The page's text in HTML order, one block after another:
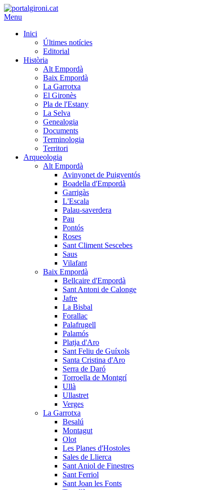
Menu
Inici
Últimes notícies
Editorial
Història
Alt Empordà
Baix Empordà
La Garrotxa
El Gironès
Pla de l'Estany
La Selva
Genealogia
Documents
Terminologia
Territori
Arqueologia
Alt Empordà
Avinyonet de Puigventós
Boadella d'Empordà
Garrigàs
L'Escala
Palau-saverdera
Pau
Pontós
Roses
Sant Climent Sescebes
Saus
Vilafant
Baix Empordà
Bellcaire d'Empordà
Sant Antoni de Calonge
Jafre
La Bisbal
Forallac
Palafrugell
Palamós
Platja d'Aro
Sant Feliu de Guíxols
Santa Cristina d'Aro
Serra de Daró
Torroella de Montgrí
Ullà
Ullastret
Verges
La Garrotxa
Besalú
Montagut
Olot
Les Planes d'Hostoles
Sales de Llierca
Sant Aniol de Finestres
Sant Ferriol
Sant Joan les Fonts